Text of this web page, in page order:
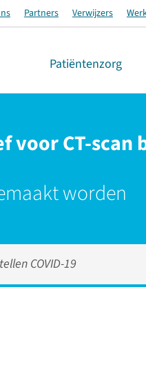
Partners Verwijzers
Patiëntenzorg
CT-scan
worden
COVID-19